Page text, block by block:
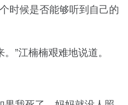
时候是否能够听到自己的
”江楠楠艰难地说道。